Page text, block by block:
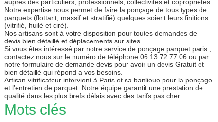
auprès des particuliers, professionnels, collectivités et copropriétés.
Notre expertise nous permet de faire la ponçage de tous types de
parquets (flottant, massif et stratifié) quelques soient leurs finitions
(vitrifié, huilé et ciré).
Nos artisans sont à votre disposition pour toutes demandes de
devis bien détaillé et déplacements sur sites.
Si vous êtes intéressé par notre service de ponçage parquet paris ,
contactez nous sur le numéro de téléphone 06.13.72.77.06 ou par
notre formulaire de demande devis pour avoir un devis Gratuit et
bien détaillé qui répond a vos besoins.
Artisan vitrificateur intervient à Paris et sa banlieue pour la ponçage
et l’entretien de parquet. Notre équipe garantit une prestation de
qualité dans les plus brefs délais avec des tarifs pas cher.
Mots clés